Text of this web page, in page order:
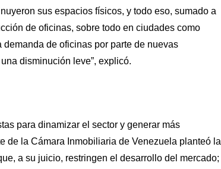
sus espacios físicos, y todo eso, sumado a
de oficinas, sobre todo en ciudades como
de oficinas por parte de nuevas
disminución leve”, explicó.
para dinamizar el sector y generar más
de la Cámara Inmobiliaria de Venezuela planteó la
a su juicio, restringen el desarrollo del mercado;